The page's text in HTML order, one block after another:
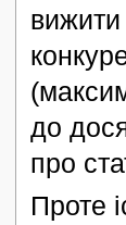
вижити
до
про
Проте